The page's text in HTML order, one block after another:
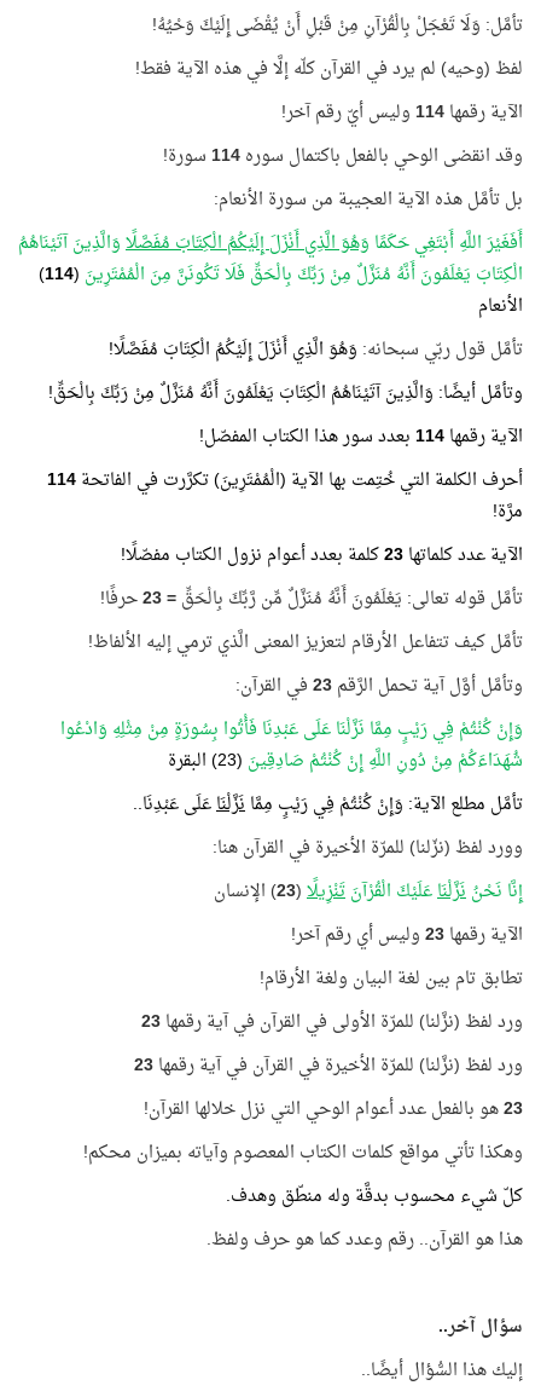
تأمَّل: وَلَا تَعْجَلْ بِالْقُرْآنِ مِنْ قَبْلِ أَنْ يُقْضَى إِلَيْكَ وَحْيُهُ!
لفظ (وحيه) لم يرد في القرآن كلّه إلَّا في هذه الآية فقط!
الآية رقمها114وليس أيّ رقم آخر!
وقد انقضى الوحي بالفعل باكتمال سوره114سورة!
بل تأمَّل هذه الآية العجيبة من سورة الأنعام:
أَفَغَيْرَ اللَّهِ أَبْتَغِي حَكَمًا وَهُوَ الَّذِي أَنْزَلَ إِلَيْكُمُ الْكِتَابَ مُفَصَّلًاوَالَّذِينَ آتَيْنَاهُمُ
الْكِتَابَ يَعْلَمُونَ أَنَّهُ مُنَزَّلٌ مِنْ رَبِّكَ بِالْحَقِّ فَلَا تَكُونَنَّ مِنَ الْمُمْتَرِينَ (
114
)
الأنعام
تأمَّل قول ربّي سبحانه: وَهُوَ الَّذِي أَنْزَلَ إِلَيْكُمُ الْكِتَابَ مُفَصَّلًا!
وتأمَّل أيضًا: وَالَّذِينَ آتَيْنَاهُمُ الْكِتَابَ يَعْلَمُونَ أَنَّهُ مُنَزَّلٌ مِنْ رَبِّكَ بِالْحَقِّ!
الآية رقمها114بعدد سور هذا الكتاب المفصّل!
أحرف الكلمة التي خُتِمت بها الآية (الْمُمْتَرِينَ) تكرَّرت في الفاتحة114
مرَّة!
الآية عدد كلماتها23كلمة بعدد أعوام نزول الكتاب مفصّلًا!
تأمَّل قوله تعالى: يَعْلَمُونَ أَنَّهُ مُنَزَّلٌ مِّن رَّبِّكَ بِالْحَقِّ=
23حرفًا!
تأمَّل كيف تتفاعل الأرقام لتعزيز المعنى الَّذي ترمي إليه الألفاظ!
وتأمَّل أوَّل آية تحمل الرَّقم23في القرآن:
وَإِنْ كُنْتُمْ فِي رَيْبٍ مِمَّا نَزَّلْنَا عَلَى عَبْدِنَا فَأْتُوا بِسُورَةٍ مِنْ مِثْلِهِ وَادْعُوا
شُهَدَاءَكُمْ مِنْ دُونِ اللَّهِ إِنْ كُنْتُمْ صَادِقِينَ (23) البقرة
تأمَّل مطلع الآية: وَإِنْ كُنْتُمْ فِي رَيْبٍ مِمَّانَزَّلْنَاعَلَى عَبْدِنَا..
وورد لفظ (نزّلنا) للمرّة الأخيرة في القرآن هنا:
إِنَّا نَحْنُنَزَّلْنَاعَلَيْكَ الْقُرْآنَتَنْزِيلًا(
23) الإنسان
الآية رقمها23وليس أي رقم آخر!
تطابق تام بين لغة البيان ولغة الأرقام!
ورد لفظ (نزَّلنا) للمرّة الأولى في القرآن في آية رقمها23
ورد لفظ (نزَّلنا) للمرّة الأخيرة في القرآن في آية رقمها23
23هو بالفعل عدد أعوام الوحي التي نزل خلالها القرآن!
وهكذا تأتي مواقع كلمات الكتاب المعصوم وآياته بميزان محكم!
كلّ شيء محسوب بدقَّة وله منطّق وهدف.
هذا هو القرآن.. رقم وعدد كما هو حرف ولفظ.
سؤال آخر..
إليك هذا السُّؤال أيضًا..